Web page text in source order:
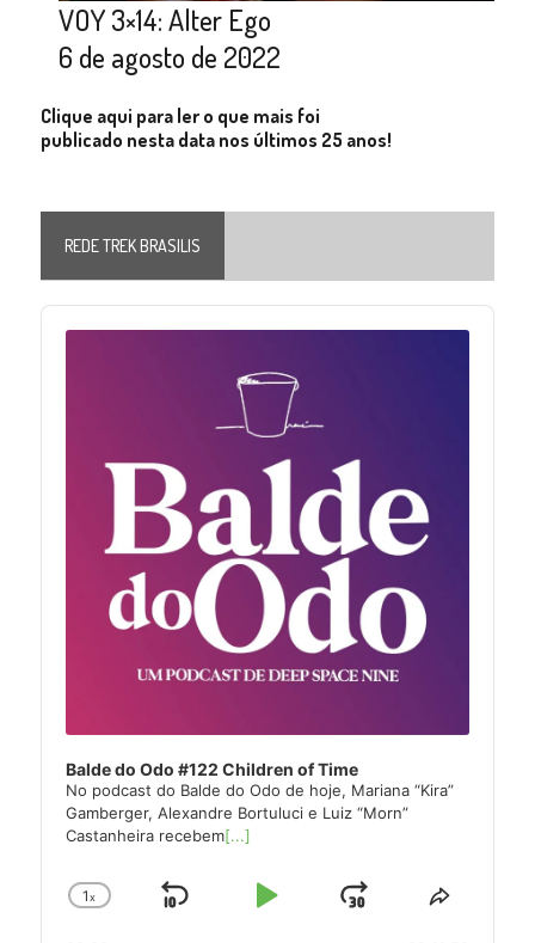
VOY 3×14: Alter Ego
6 de agosto de 2022
Clique aqui para ler o que mais foi
publicado nesta data nos últimos 25 anos!
REDE TREK BRASILIS
Audio
Player
Balde do Odo #122 Children of Time
No podcast do Balde do Odo de hoje, Mariana “Kira”
Gamberger, Alexandre Bortuluci e Luiz “Morn”
Castanheira recebem[...]
Change
1x
Skip
Play
JumpShare